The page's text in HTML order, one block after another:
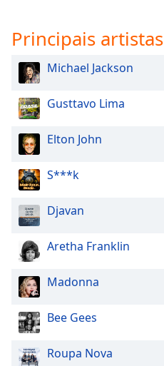
Opacity
Caption
Area
Background
Color
Opacity
Size
Text
Edge
Style
Principais artistas
Michael Jackson
Gusttavo Lima
Elton John
S***k
Djavan
Aretha Franklin
Madonna
Bee Gees
Roupa Nova